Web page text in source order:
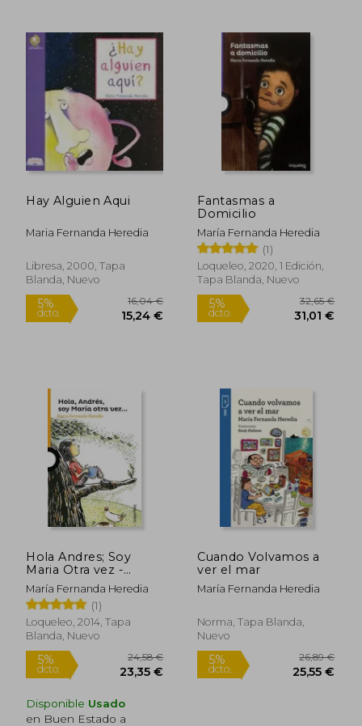
dcto. 11,61 € dcto.
Hay Alguien Aqui
Maria Fernanda Heredia
Libresa, 2000, Tapa
Blanda, Nuevo
5%
dcto.
Fantasmas a
Domicilio
María Fernanda Heredia
(1)
Loqueleo, 2020, 1 Edición,
Tapa Blanda, Nuevo
5%
dcto.
Hola Andres; Soy
Maria Otra vez -
Loquel
María Fernanda Heredia
(1)
Loqueleo, 2014, Tapa
Blanda, Nuevo
Disponible Usado
en Buen Estado a
Cuando Volvamos a
ver el mar
María Fernanda Heredia
Norma, Tapa Blanda,
Nuevo